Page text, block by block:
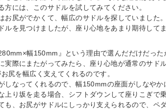
方には、このサドルを試してみてください。
お尻がでかくて、幅広のサドルを探していました。
ルを見つけましたが、座り心地をあまり期待して
幅150mm』という理由で選んだだけだった
実際にまたがってみたら、座り心地が通常のサド
尻を幅広く支えてくれるのです。
しなってくれるので、幅150mmの座面がしなやか
上り坂を走る場合、シフトダウンして座りこぎで
も、お尻がサドルにしっかり支えられるので、ペ